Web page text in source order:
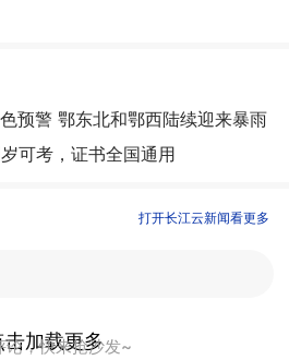
预警 鄂东北和鄂西陆续迎来暴雨
可考，证书全国通用
打开长江云新闻看更多
论，快来抢沙发~
击加载更多